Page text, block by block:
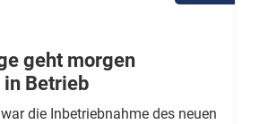
geht morgen
Betrieb
die Inbetriebnahme des neuen